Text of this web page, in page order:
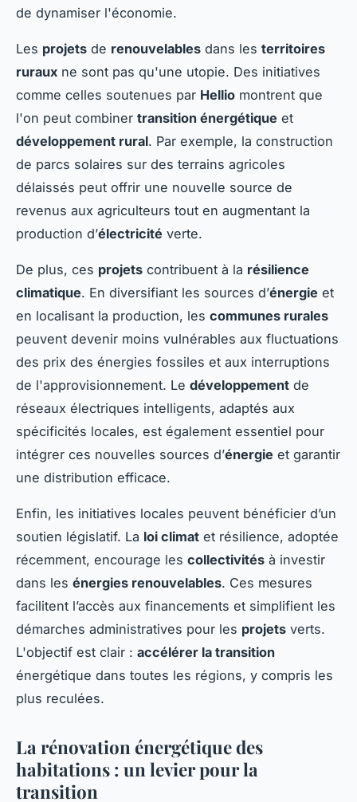
de dynamiser l'économie.
Les projets de renouvelables dans les territoires
ruraux ne sont pas qu'une utopie. Des initiatives
comme celles soutenues par Hellio montrent que
l'on peut combiner transition énergétique et
développement rural. Par exemple, la construction
de parcs solaires sur des terrains agricoles
délaissés peut offrir une nouvelle source de
revenus aux agriculteurs tout en augmentant la
production d’électricité verte.
De plus, ces projets contribuent à la résilience
climatique. En diversifiant les sources d’énergie et
en localisant la production, les communes rurales
peuvent devenir moins vulnérables aux fluctuations
des prix des énergies fossiles et aux interruptions
de l'approvisionnement. Le développement de
réseaux électriques intelligents, adaptés aux
spécificités locales, est également essentiel pour
intégrer ces nouvelles sources d’énergie et garantir
une distribution efficace.
Enfin, les initiatives locales peuvent bénéficier d’un
soutien législatif. La loi climat et résilience, adoptée
récemment, encourage les collectivités à investir
dans les énergies renouvelables. Ces mesures
facilitent l’accès aux financements et simplifient les
démarches administratives pour les projets verts.
L'objectif est clair : accélérer la transition
énergétique dans toutes les régions, y compris les
plus reculées.
La rénovation énergétique des
habitations : un levier pour la
transition